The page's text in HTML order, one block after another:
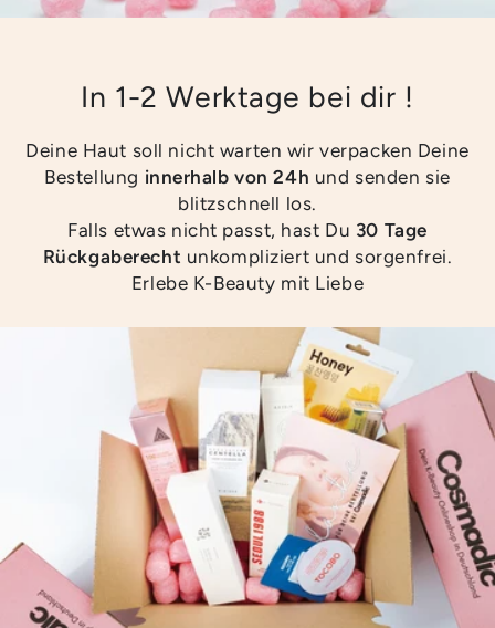
In 1-2 Werktage bei dir !
Deine Haut soll nicht warten wir verpacken Deine
Bestellung innerhalb von 24h und senden sie
blitzschnell los.
Falls etwas nicht passt, hast Du 30 Tage
Rückgaberecht unkompliziert und sorgenfrei.
Erlebe K-Beauty mit Liebe